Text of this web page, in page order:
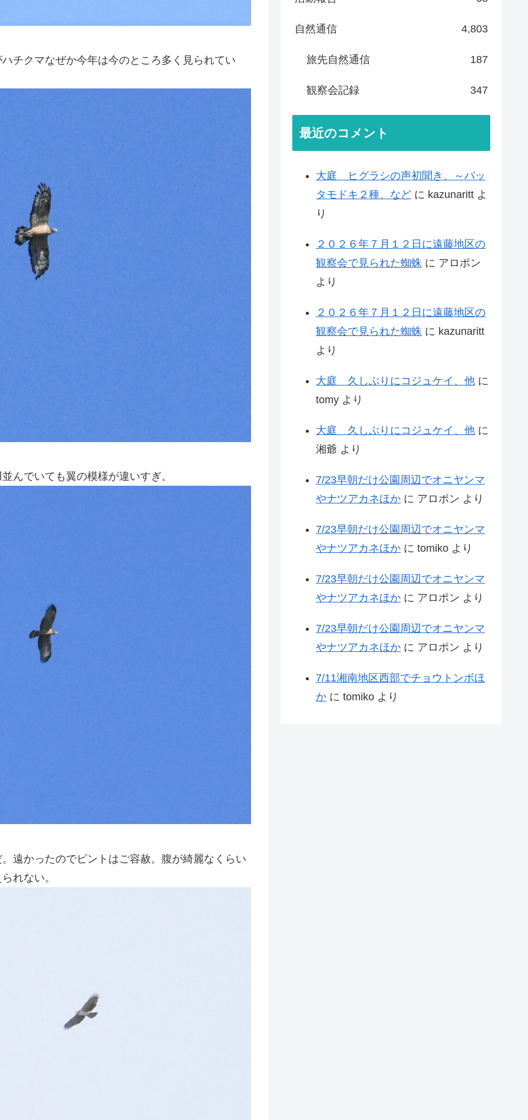
チクマなぜか今年は今のところ多く見られてい
んでいても翼の模様が違いすぎ。
遠かったのでピントはご容赦。腹が綺麗なくらい
れない。
自然通信 4,803
旅先自然通信 187
観察会記録 347
最近のコメント
大庭 ヒグラシの声初聞き、～バッ
タモドキ２種、など に kazunaritt よ
り
２０２６年７月１２日に遠藤地区の
観察会で見られた蜘蛛 に アロポン
より
２０２６年７月１２日に遠藤地区の
観察会で見られた蜘蛛 に kazunaritt
より
大庭 久しぶりにコジュケイ、他 に
tomy より
大庭 久しぶりにコジュケイ、他 に
湘爺 より
7/23早朝だけ公園周辺でオニヤンマ
やナツアカネほか に アロポン より
7/23早朝だけ公園周辺でオニヤンマ
やナツアカネほか に tomiko より
7/23早朝だけ公園周辺でオニヤンマ
やナツアカネほか に アロポン より
7/23早朝だけ公園周辺でオニヤンマ
やナツアカネほか に アロポン より
7/11湘南地区西部でチョウトンボほ
か に tomiko より